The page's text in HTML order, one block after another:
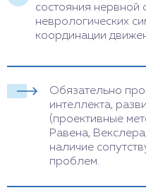
состояния нервной
неврологических
координации
Обязательно
интеллекта,
(проективные
Равена,
наличие
проблем.